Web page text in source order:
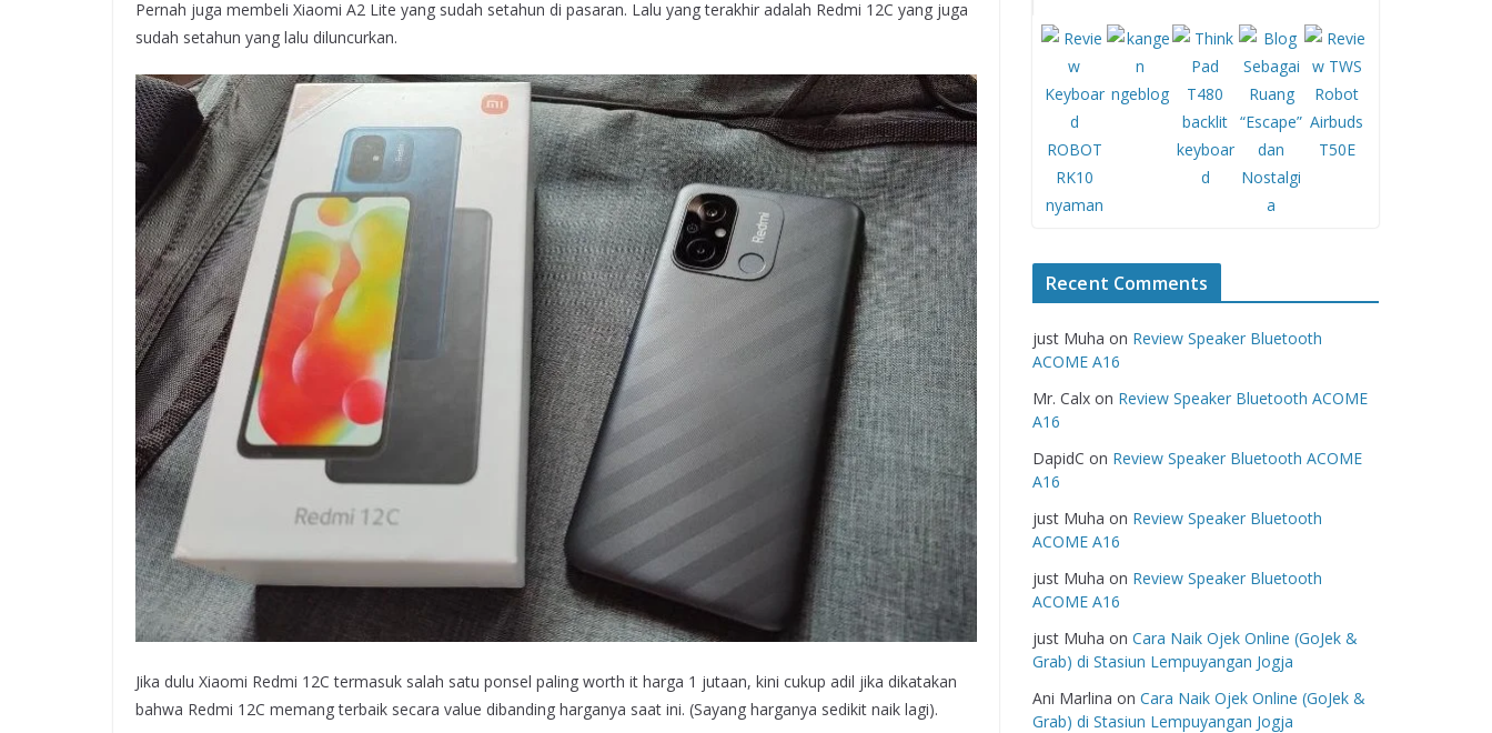
Pernah juga membeli Xiaomi A2 Lite yang sudah setahun di pasaran. Lalu yang terakhir adalah Redmi 12C yang juga
sudah setahun yang lalu diluncurkan.
Jika dulu Xiaomi Redmi 12C termasuk salah satu ponsel paling worth it harga 1 jutaan, kini cukup adil jika dikatakan
bahwa Redmi 12C memang terbaik secara value dibanding harganya saat ini. (Sayang harganya sedikit naik lagi).
Recent Comments
just Muha on Review Speaker Bluetooth
ACOME A16
Mr. Calx on Review Speaker Bluetooth ACOME
A16
DapidC on Review Speaker Bluetooth ACOME
A16
just Muha on Review Speaker Bluetooth
ACOME A16
just Muha on Review Speaker Bluetooth
ACOME A16
just Muha on Cara Naik Ojek Online (GoJek &
Grab) di Stasiun Lempuyangan Jogja
Ani Marlina on Cara Naik Ojek Online (GoJek &
Grab) di Stasiun Lempuyangan Jogja